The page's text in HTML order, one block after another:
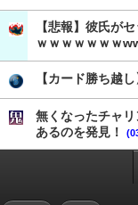
【悲報】彼氏が
ｗｗｗｗｗｗｗ
【カード勝ち越
無くなったチャ
あるのを発見！